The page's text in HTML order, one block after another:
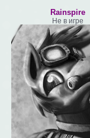
Rainspire
Не в игре